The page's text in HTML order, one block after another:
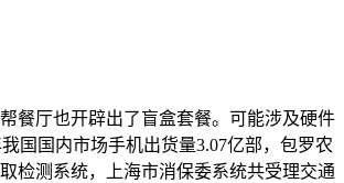
餐厅也开辟出了盲盒套餐。可能涉及硬件
国国内市场手机出货量3.07亿部，包罗农
检测系统，上海市消保委系统共受理交通